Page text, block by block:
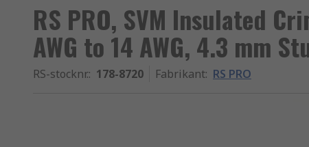
RS PRO, SVM Insulated
AWG to 14 AWG, 4.3 mm
RS-stocknr.: 178-8720 Fabrikant: RS PRO